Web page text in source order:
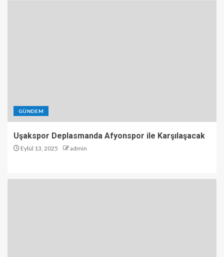
GÜNDEM
Uşakspor Deplasmanda Afyonspor ile Karşılaşacak
Eylül 13, 2025 admin